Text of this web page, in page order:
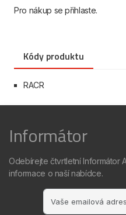
Pro nákup se přihlaste.
Kódy produktu
RACR
Informátor
Odebírejte čtvrtletní Informátor
informace o naší nabídce.